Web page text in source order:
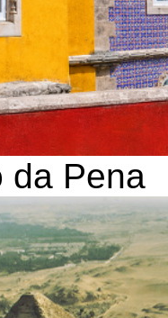
da Pena